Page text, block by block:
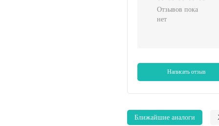
Отзывов пока
нет
Написать отзыв
Ближайшие аналоги